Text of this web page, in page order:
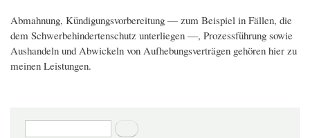
Abmahnung, Kündigungsvorbereitung — zum Beispiel in Fällen, die
dem Schwerbehindertenschutz unterliegen —, Prozessführung sowie
Aushandeln und Abwickeln von Aufhebungsverträgen gehören hier zu
meinen Leistungen.
Suchformular